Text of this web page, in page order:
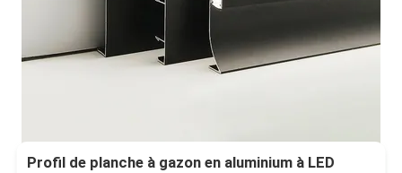
Profil de planche à gazon en aluminium à LED